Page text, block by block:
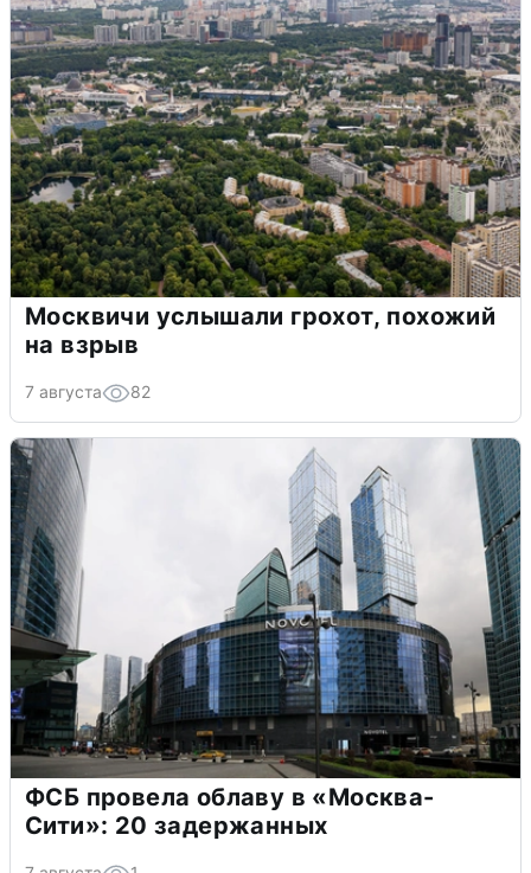
Москвичи услышали грохот, похожий
на взрыв
7 августа 82
ФСБ провела облаву в «Москва-
Сити»: 20 задержанных